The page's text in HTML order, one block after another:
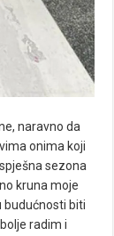
naravno da
onima koji
sezona
kruna moje
budućnosti biti
radim i